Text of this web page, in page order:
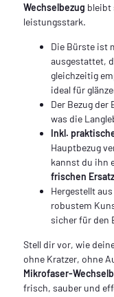
Wechselbezug bleibt
leistungsstark.
Die Bürste ist
ausgestattet,
gleichzeitig
ideal für
Der Bezug der
was die
Inkl.
Hauptbezug
kannst du ihn
frischen
Hergestellt
robustem
sicher für den
Stell dir vor, wie
ohne Kratzer, ohne
Mikrofaser-
frisch, sauber und